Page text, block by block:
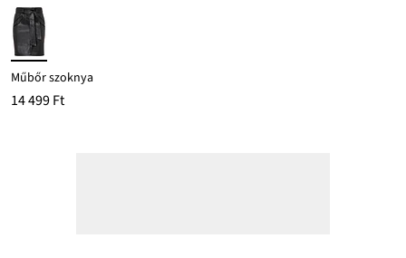
Műbőr szoknya
14 499 Ft